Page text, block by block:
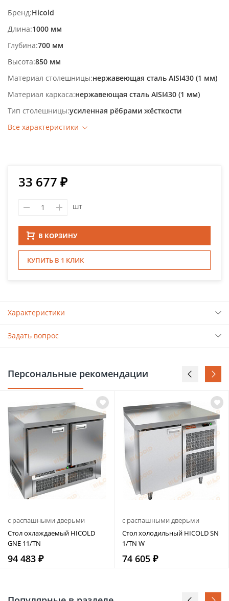
Бренд Hicold
Длина 1000 мм
Глубина 700 мм
Высота 850 мм
Материал столешницы нержавеющая сталь AISI430 (1 мм)
Материал каркаса нержавеющая сталь AISI430 (1 мм)
Тип столешницы усиленная рёбрами жёсткости
Все характеристики
33 677 ₽
шт
В КОРЗИНУ
КУПИТЬ В 1 КЛИК
Характеристики
Задать вопрос
Персональные рекомендации
с распашными дверьми
Стол охлаждаемый HICOLD
GNE 11/TN
94 483 ₽
с распашными дверьми
Стол холодильный HICOLD SN
1/TN W
74 605 ₽